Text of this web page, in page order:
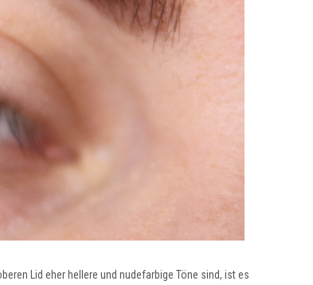
Lid eher hellere und nudefarbige Töne sind, ist es